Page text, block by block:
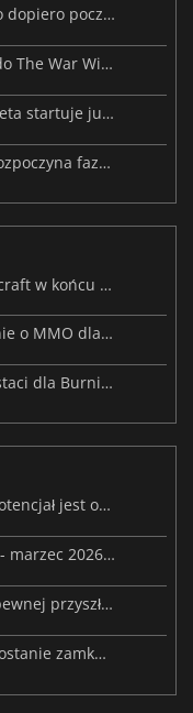
World of Warcraft: The War Within to dopiero początek
World of Warcraft: Wczesny dostęp do The War Within rozpocznie się jutro
World of Warcraft: The War Within beta startuje już jutro
World of Warcraft: The War Within rozpoczyna fazę testową
Roll for Azeroth: D&D i World of Warcraft w końcu się łączą
WoW oparty na AI przywraca marzenie o MMO dla jednego gracza
Blizzard obniża cenę klonowania postaci dla Burning Crusade Classic
Farever ma trochę niedoróbek, ale potencjał jest ogromny
Premiery gier wideo w tym tygodniu - marzec 2026 (tydzień 10)
Ashes of Creation stoi w obliczu niepewnej przyszłości po odejściu liderów
MMO New World od firmy Amazon zostanie zamknięte w przyszłym roku